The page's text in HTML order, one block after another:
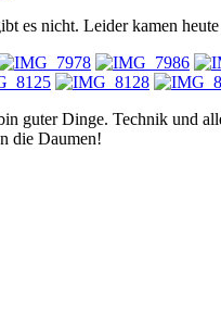
es nicht. Leider kamen
guter Dinge. Technik und
die Daumen!